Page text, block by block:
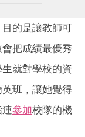
的是讓教師可
會把成績最優秀
就對學校的資
班，讓她覺得
連參加校隊的機